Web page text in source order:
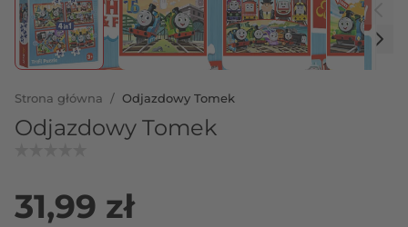
View larger imageView larger imageView larger image
Strona główna / Odjazdowy Tomek
Odjazdowy Tomek
31,99 zł